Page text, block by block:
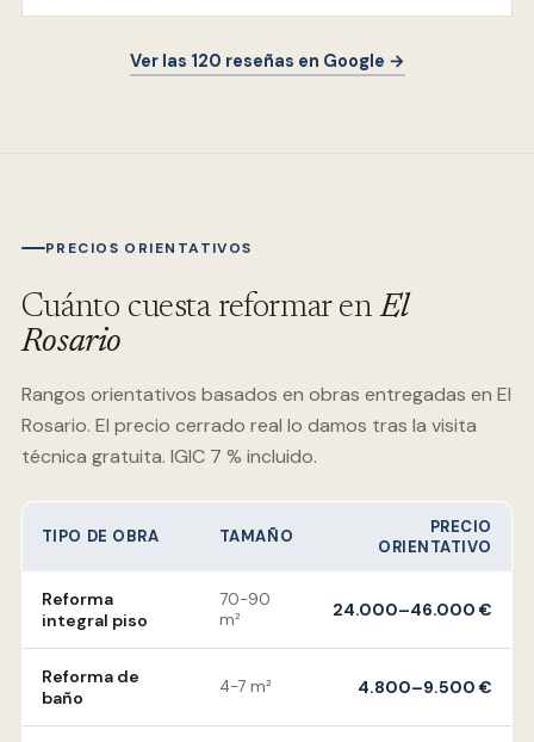
Ver las 120 reseñas en Google →
PRECIOS ORIENTATIVOS
Cuánto cuesta reformar enEl
Rosario
Rangos orientativos basados en obras entregadas en El
Rosario. El precio cerrado real lo damos tras la visita
técnica gratuita. IGIC 7 % incluido.
TIPO DE OBRA TAMAÑO
PRECIO
ORIENTATIVO
Reforma
integral piso
70-90
m²
24.000–46.000 €
Reforma de
baño
4-7 m² 4.800–9.500 €